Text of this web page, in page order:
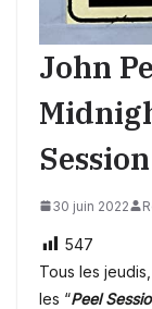
John
30 juin 2022
547
Tous les jeudis,
les “Peel